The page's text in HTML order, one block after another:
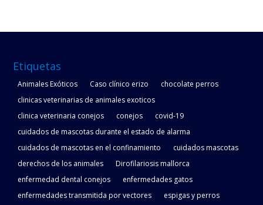
Etiquetas
Animales Exóticos Caso clínico erizo
chocolate perros
clinicas veterinarias de animales exoticos
clinica veterinaria conejos
conejos
covid-19
cuidados de mascotas durante el estado de alarma
cuidados de mascotas en el confinamiento
cuidados mascotas
derechos de los animales
Dirofilariosis mallorca
enfermedad dental conejos
enfermedades gatos
enfermedades transmitida por vectores
espigas y perros